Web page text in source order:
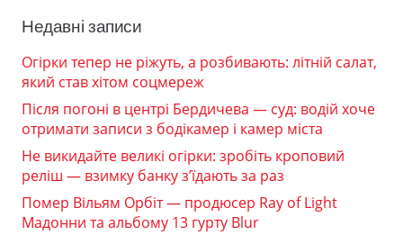
Недавні записи
Огірки тепер не ріжуть, а розбивають: літній салат,
який став хітом соцмереж
Після погоні в центрі Бердичева — суд: водій хоче
отримати записи з бодікамер і камер міста
Не викидайте великі огірки: зробіть кроповий
реліш — взимку банку з’їдають за раз
Помер Вільям Орбіт — продюсер Ray of Light
Мадонни та альбому 13 гурту Blur